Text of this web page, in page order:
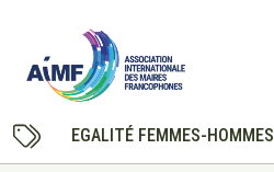
EGALITÉ FEMMES-HOMMES